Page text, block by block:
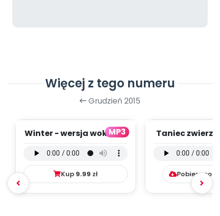
Więcej z tego numeru
Grudzień 2015
MP3
Winter - wersja wokalna
Kup 9.99 zł
Taniec
mp3)
Pobierz